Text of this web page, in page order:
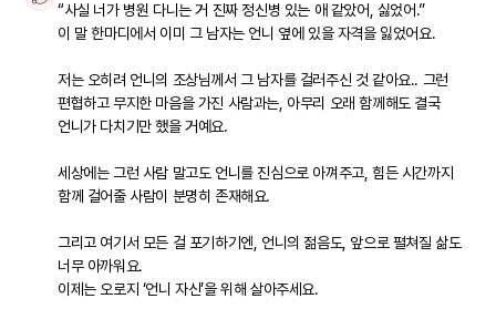
“사실 너가 병원 다니는 거 진짜 정신병 있는 애 같았어, 싫었어.”
이 말 한마디에서 이미 그 남자는 언니 옆에 있을 자격을 잃었어요.
저는 오히려 언니의 조상님께서 그 남자를 걸러주신 것 같아요.. 그런
편협하고 무지한 마음을 가진 사람과는, 아무리 오래 함께해도 결국
언니가 다치기만 했을 거예요.
세상에는 그런 사람 말고도 언니를 진심으로 아껴주고, 힘든 시간까지
함께 걸어줄 사람이 분명히 존재해요.
그리고 여기서 모든 걸 포기하기엔, 언니의 젊음도, 앞으로 펼쳐질 삶도
너무 아까워요.
이제는 오로지 ‘언니 자신’을 위해 살아주세요.